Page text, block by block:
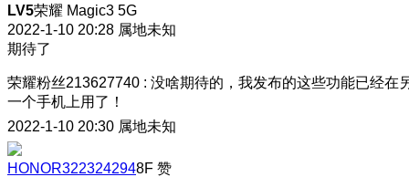
LV5荣耀 Magic3 5G
2022-1-10 20:28 属地未知
期待了
荣耀粉丝213627740 : 没啥期待的，我发布的这些功能已经在
一个手机上用了！
2022-1-10 20:30 属地未知
HONOR3223242948F 赞